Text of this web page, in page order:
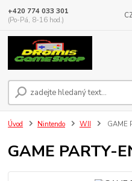
+420 774 033 301
(Po-Pá, 8-16 hod.)
Úvod Nintendo WII GAME
GAME PARTY-